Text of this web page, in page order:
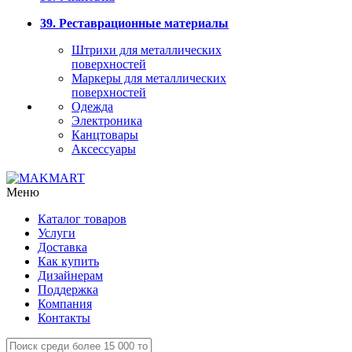
39. Реставрационные материалы
Штрихи для металлических
поверхностей
Маркеры для металлических
поверхностей
Одежда
Электроника
Канцтовары
Аксессуары
Меню
Каталог товаров
Услуги
Доставка
Как купить
Дизайнерам
Поддержка
Компания
Контакты